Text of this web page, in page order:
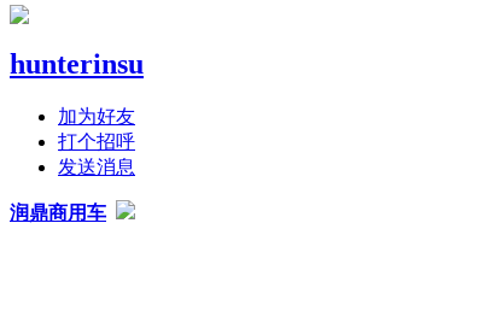
hunterinsu
加为好友
打个招呼
发送消息
润鼎商用车